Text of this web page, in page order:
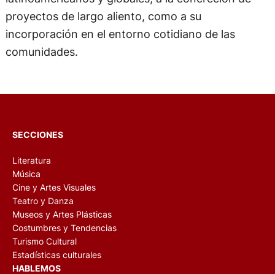
proyectos de largo aliento, como a su
incorporación en el entorno cotidiano de las
comunidades.
SECCIONES
Literatura
Música
Cine y Artes Visuales
Teatro y Danza
Museos y Artes Plásticas
Costumbres y Tendencias
Turismo Cultural
Estadísticas culturales
HABLEMOS